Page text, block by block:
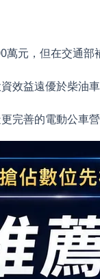
元，但在交通部
效益遠優於柴油車
完善的電動公車